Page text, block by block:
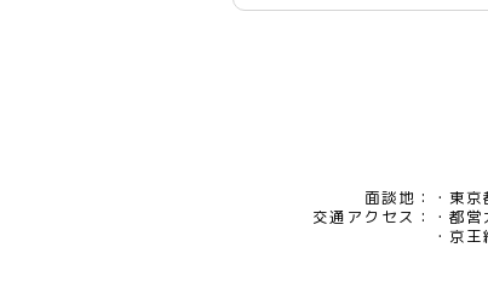
面談地：
東
交通アクセス：
都営
京王